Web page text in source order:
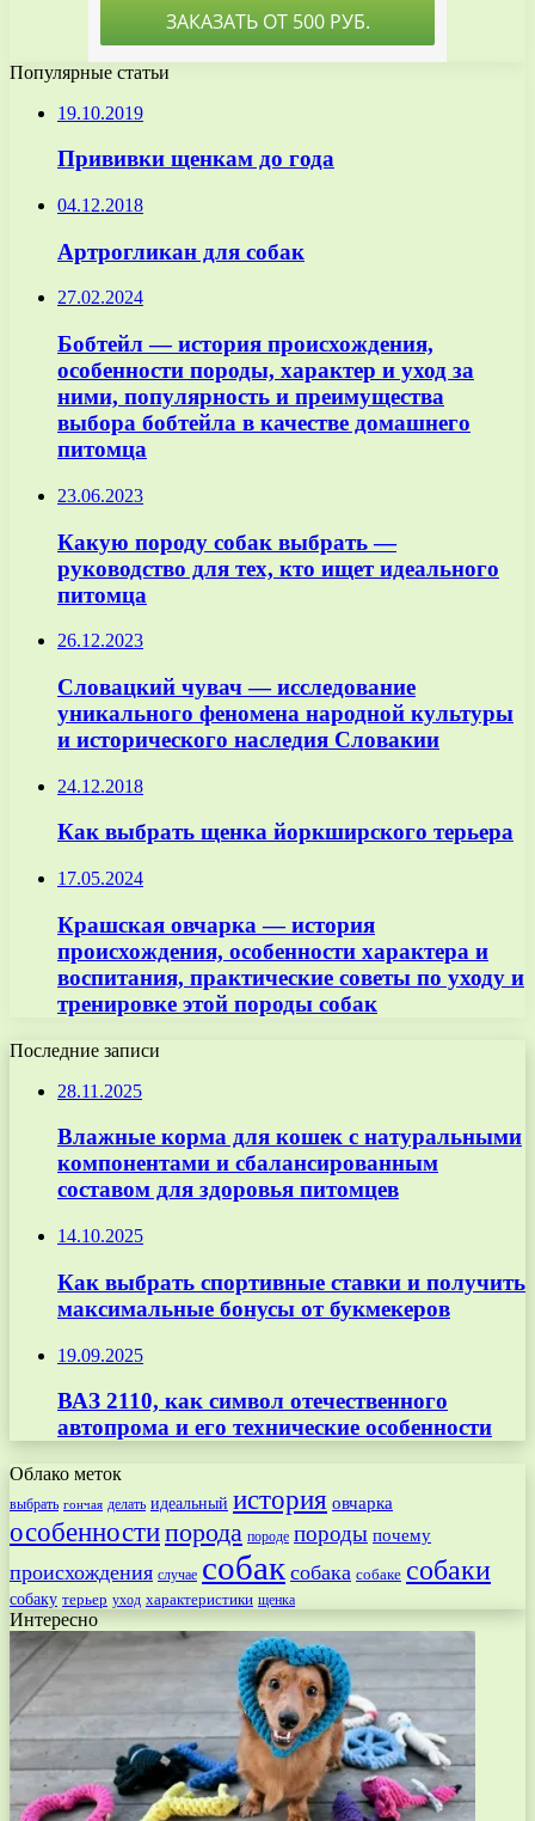
Популярные статьи
19.10.2019
Прививки щенкам до года
04.12.2018
Артрогликан для собак
27.02.2024
Бобтейл — история происхождения,
особенности породы, характер и уход за
ними, популярность и преимущества
выбора бобтейла в качестве домашнего
питомца
23.06.2023
Какую породу собак выбрать —
руководство для тех, кто ищет идеального
питомца
26.12.2023
Словацкий чувач — исследование
уникального феномена народной культуры
и исторического наследия Словакии
24.12.2018
Как выбрать щенка йоркширского терьера
17.05.2024
Крашская овчарка — история
происхождения, особенности характера и
воспитания, практические советы по уходу и
тренировке этой породы собак
Последние записи
28.11.2025
Влажные корма для кошек с натуральными
компонентами и сбалансированным
составом для здоровья питомцев
14.10.2025
Как выбрать спортивные ставки и получить
максимальные бонусы от букмекеров
19.09.2025
ВАЗ 2110, как символ отечественного
автопрома и его технические особенности
Облако меток
выбрать гончая делать идеальный история овчарка
особенностипорода породе породы почему
происхождения случае собак собака собаке собаки
собаку терьер уход характеристики щенка
Интересно